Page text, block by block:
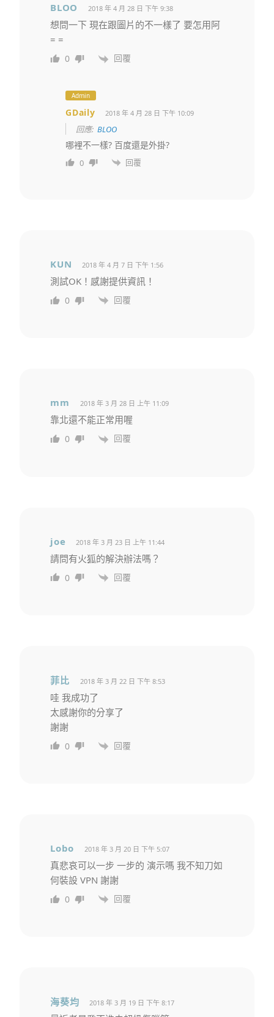
BLOO 2018 年 4 月 28 日 下午 9:38
想問一下 現在跟圖片的不一樣了 要怎用阿
= =
0 回覆
Admin
GDaily 2018 年 4 月 28 日 下午 10:09
回應:BLOO
哪裡不一樣? 百度還是外掛?
0 回覆
KUN 2018 年 4 月 7 日 下午 1:56
測試OK！感謝提供資訊！
0 回覆
mm 2018 年 3 月 28 日 上午 11:09
靠北還不能正常用喔
0 回覆
joe 2018 年 3 月 23 日 上午 11:44
請問有火狐的解決辦法嗎？
0 回覆
菲比 2018 年 3 月 22 日 下午 8:53
哇 我成功了
太感謝你的分享了
謝謝
0 回覆
Lobo 2018 年 3 月 20 日 下午 5:07
真悲哀可以一步 一步的 演示嗎 我不知刀如
何裝設 VPN 謝謝
0 回覆
海葵均 2018 年 3 月 19 日 下午 8:17